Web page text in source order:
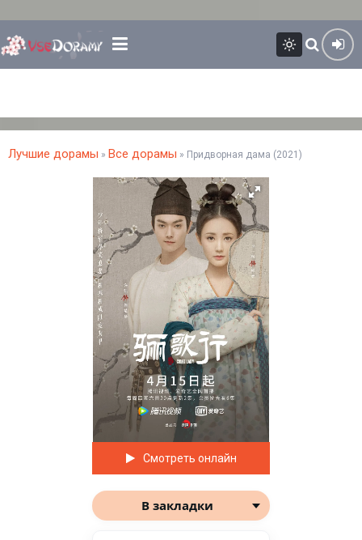
Лучшие дорамы » Все дорамы » Придворная дама (2021)
Смотреть онлайн
В закладки